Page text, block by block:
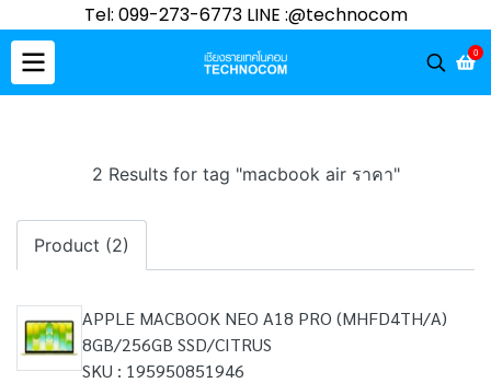
Tel: 099-273-6773 LINE :@technocom
0
2 Results for tag "macbook air ราคา"
Product (2)
APPLE MACBOOK NEO A18 PRO (MHFD4TH/A)
8GB/256GB SSD/CITRUS
SKU : 195950851946